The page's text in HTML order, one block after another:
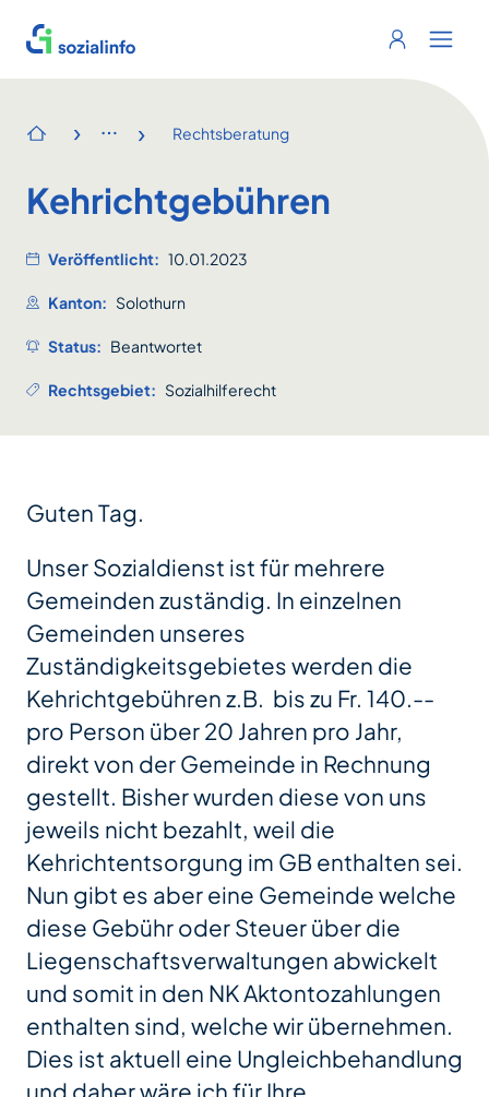
Sozialinfo
Login
Startseite
› › Rechtsberatung
Kehrichtgebühren
Veröffentlicht: 10.01.2023
Kanton: Solothurn
Status: Beantwortet
Rechtsgebiet: Sozialhilferecht
Guten Tag.
Unser Sozialdienst ist für mehrere
Gemeinden zuständig. In einzelnen
Gemeinden unseres
Zuständigkeitsgebietes werden die
Kehrichtgebühren z.B. bis zu Fr. 140.--
pro Person über 20 Jahren pro Jahr,
direkt von der Gemeinde in Rechnung
gestellt. Bisher wurden diese von uns
jeweils nicht bezahlt, weil die
Kehrichtentsorgung im GB enthalten sei.
Nun gibt es aber eine Gemeinde welche
diese Gebühr oder Steuer über die
Liegenschaftsverwaltungen abwickelt
und somit in den NK Aktontozahlungen
enthalten sind, welche wir übernehmen.
Dies ist aktuell eine Ungleichbehandlung